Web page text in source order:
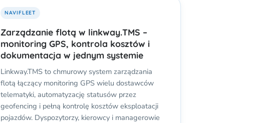
NAVIFLEET
Zarządzanie flotą w linkway.TMS –
monitoring GPS, kontrola kosztów i
dokumentacja w jednym systemie
Linkway.TMS to chmurowy system zarządzania
flotą łączący monitoring GPS wielu dostawców
telematyki, automatyzację statusów przez
geofencing i pełną kontrolę kosztów eksploatacji
pojazdów. Dyspozytorzy, kierowcy i managerowie